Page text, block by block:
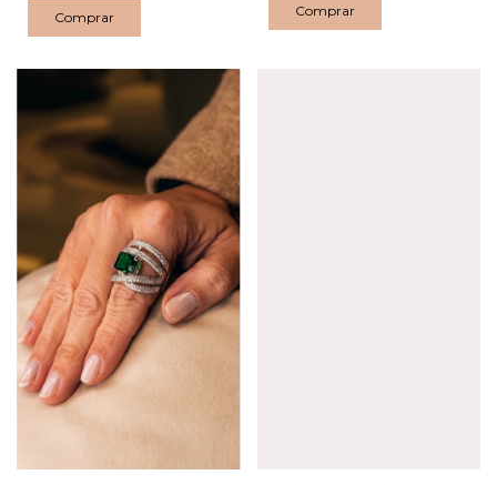
Comprar